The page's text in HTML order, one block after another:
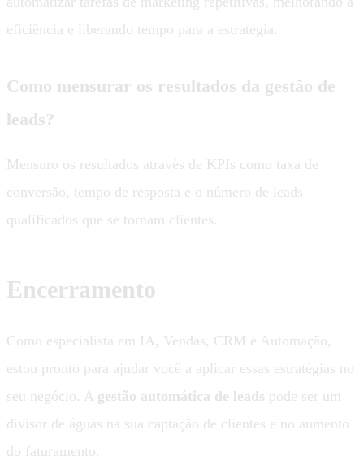
eficiência e liberando tempo para a estratégia.
Como mensurar os resultados da gestão de
leads?
Mensuro os resultados através de KPIs como taxa de
conversão, tempo de resposta e o número de leads
qualificados que se tornam clientes.
Encerramento
Como especialista em IA, Vendas, CRM e Automação,
estou pronto para ajudar você a aplicar essas estratégias no
seu negócio. A gestão automática de leads pode ser um
divisor de águas na sua captação de clientes e no aumento
do faturamento.